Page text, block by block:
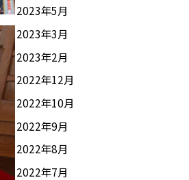
2023年5月
2023年3月
2023年2月
2022年12月
2022年10月
2022年9月
2022年8月
2022年7月